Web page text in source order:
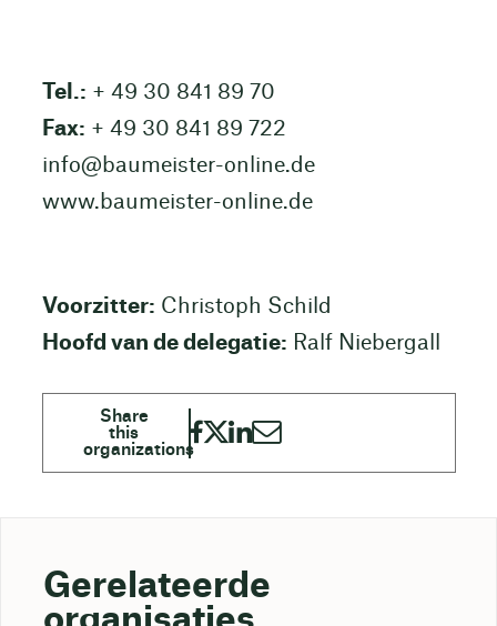
Tel.: + 49 30 841 89 70
Fax: + 49 30 841 89 722
info@baumeister-online.de
www.baumeister-online.de
Voorzitter: Christoph Schild
Hoofd van de delegatie: Ralf Niebergall
Gerelateerde